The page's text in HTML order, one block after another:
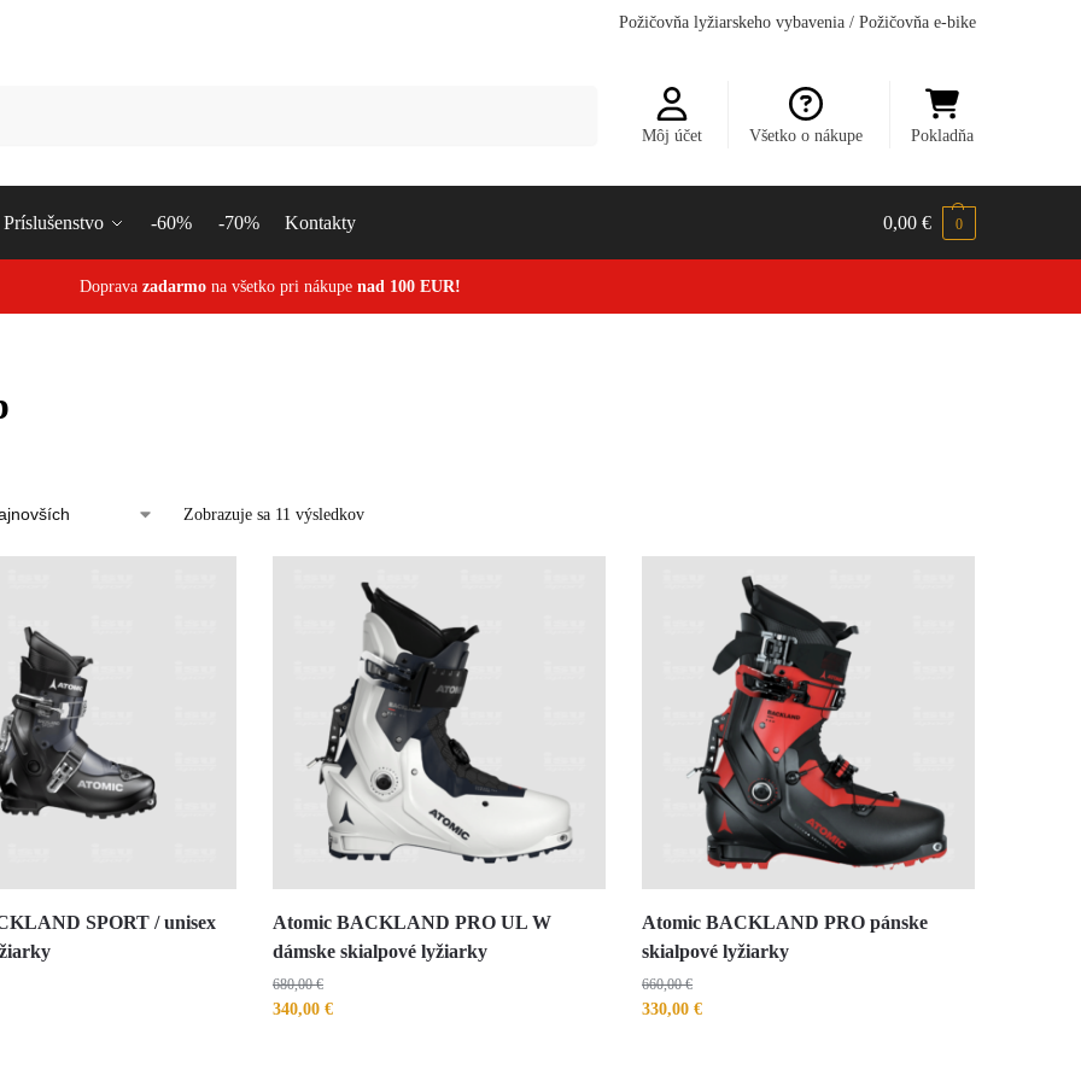
Požičovňa lyžiarskeho vybavenia / Požičovňa e-bike
Môj účet Všetko o nákupe Pokladňa
Príslušenstvo -60% -70% Kontakty 0,00 € 0
Doprava zadarmo na všetko pri nákupe nad 100 EUR!
Zobrazuje sa 11 výsledkov
SPORT / unisex
Atomic BACKLAND PRO UL W
dámske skialpové lyžiarky
680,00€
340,00 €
Atomic BACKLAND PRO pánske
skialpové lyžiarky
660,00€
330,00€